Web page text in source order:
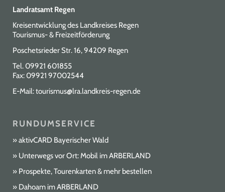
Landratsamt Regen
Kreisentwicklung des Landkreises Regen
Tourismus- & Freizeitförderung
Poschetsrieder Str. 16, 94209 Regen
Tel.09921 601855
Fax: 09921 97002544
E-Mail:tourismus@lra.landkreis-regen.de
RUNDUMSERVICE
aktivCARD Bayerischer Wald
Unterwegs vor Ort: Mobil im ARBERLAND
Prospekte, Tourenkarten & mehr bestellen
Dahoam im ARBERLAND